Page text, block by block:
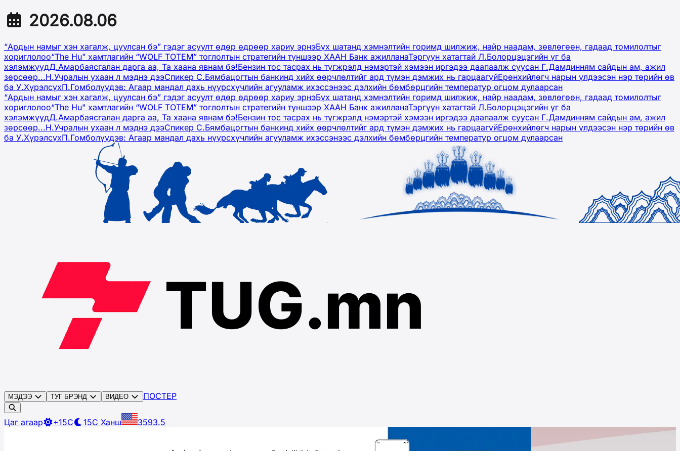
2026.08.06
“Ардын намыг хэн хагалж, цуулсан бэ” гэдэг асуулт өдөр өдрөөр хариу эрнэБүх шатанд хэмнэлтийн горимд шилжиж, найр наадам, зөвлөгөөн, гадаад томилолтыг
хориглолоо“The Hu" хамтлагийн “WOLF TOTEM” тоглолтын стратегийн түншээр ХААН Банк ажилланаТэргүүн хатагтай Л.Болорцэцэгийн үг ба
хэлэмжүүдД.Амарбаясгалан дарга аа, Та хаана явнам бэ!Бензин тос тасрах нь түгжрэлд нэмэртэй хэмээн иргэдээ даапаалж суусан Г.Дамдинням сайдын ам, ажил
зөрсөөр...Н.Учралын ухаан л мэднэ дээСпикер С.Бямбацогтын банкинд хийх өөрчлөлтийг ард түмэн дэмжих нь гарцаагүйЕрөнхийлөгч нарын үлдээсэн нэр төрийн өв
ба У.ХүрэлсүхП.Гомболүүдэв: Агаар мандал дахь нүүрсхүчлийн агууламж ихэссэнээс дэлхийн бөмбөрцгийн температур огцом дулаарсан
“Ардын намыг хэн хагалж, цуулсан бэ” гэдэг асуулт өдөр өдрөөр хариу эрнэБүх шатанд хэмнэлтийн горимд шилжиж, найр наадам, зөвлөгөөн, гадаад томилолтыг
хориглолоо“The Hu" хамтлагийн “WOLF TOTEM” тоглолтын стратегийн түншээр ХААН Банк ажилланаТэргүүн хатагтай Л.Болорцэцэгийн үг ба
хэлэмжүүдД.Амарбаясгалан дарга аа, Та хаана явнам бэ!Бензин тос тасрах нь түгжрэлд нэмэртэй хэмээн иргэдээ даапаалж суусан Г.Дамдинням сайдын ам, ажил
зөрсөөр...Н.Учралын ухаан л мэднэ дээСпикер С.Бямбацогтын банкинд хийх өөрчлөлтийг ард түмэн дэмжих нь гарцаагүйЕрөнхийлөгч нарын үлдээсэн нэр төрийн өв
ба У.ХүрэлсүхП.Гомболүүдэв: Агаар мандал дахь нүүрсхүчлийн агууламж ихэссэнээс дэлхийн бөмбөрцгийн температур огцом дулаарсан
МЭДЭЭ ТУГ БРЭНД ВИДЕО ПОСТЕР
Цаг агаар +15C 15C Ханш 3593.5